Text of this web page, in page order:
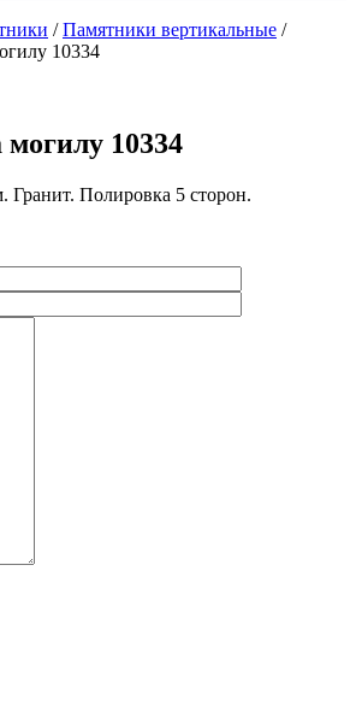
/Памятники вертикальные /
10334
10334
Гранит. Полировка 5 сторон.